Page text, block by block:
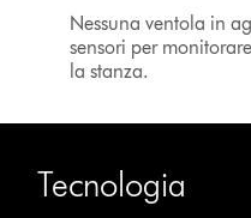
Nessuna ventola in
sensori per
la stanza.
Tecnologia